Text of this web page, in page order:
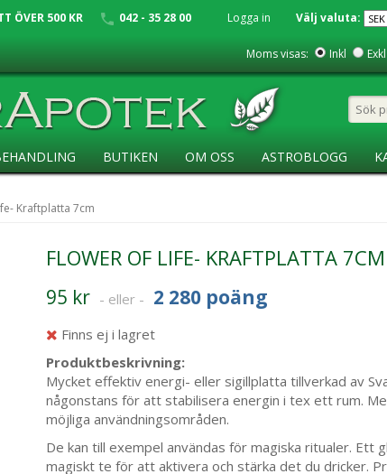
ÖVER 500 KR 042 - 35 28 00 Logga in Välj valuta:
Moms visas: Inkl Exkl
BUTIKEN OM OSS ASTROBLOGG
Kraftplatta 7cm
FLOWER OF LIFE- KRAFTPLATTA 7CM
95 kr - eller - 2 280 poäng
Finns ej i lagret
Produktbeskrivning:
Mycket effektiv energi- eller sigillplatta tillverkad av
någonstans för att stabilisera energin i tex ett rum.
möjliga användningsområden.
De kan till exempel användas för magiska ritualer. Ett
magiskt te för att aktivera och stärka det du dricker.